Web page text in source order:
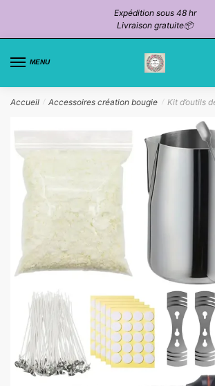
la
navigation
contenu
Expédition sous 48 hr
Livraison gratuite📦
MENU
Accueil / Accessoires création bougie / Kit d’outils